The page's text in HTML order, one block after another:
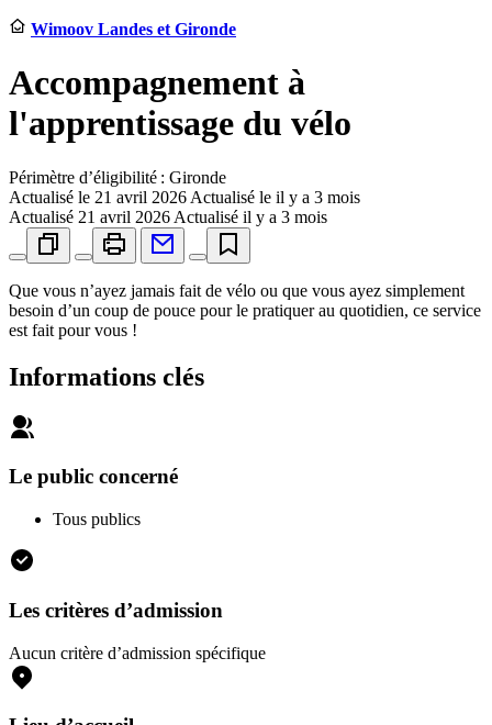
Wimoov Landes et Gironde
Accompagnement à
l'apprentissage du vélo
Périmètre d’éligibilité : Gironde
Actualisé le 21 avril 2026 Actualisé le il y a 3 mois
Actualisé 21 avril 2026 Actualisé il y a 3 mois
Que vous n’ayez jamais fait de vélo ou que vous ayez simplement
besoin d’un coup de pouce pour le pratiquer au quotidien, ce service
est fait pour vous !
Informations clés
Le public concerné
Tous publics
Les critères d’admission
Aucun critère d’admission spécifique